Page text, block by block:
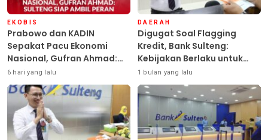
EKOBIS
Prabowo dan KADIN
Sepakat Pacu Ekonomi
Nasional, Gufran Ahmad:
Sulteng Siap Ambil Peran
6 hari yang lalu
DAERAH
Digugat Soal Flagging
Kredit, Bank Sulteng:
Kebijakan Berlaku untuk
Seluruh Debitur ASN
1 bulan yang lalu